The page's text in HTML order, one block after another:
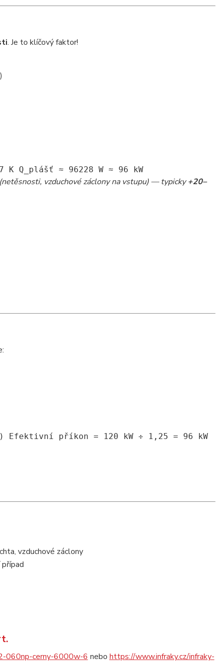
. Je to klíčový faktor!
K Q_plášť ≈ 96228 W ≈ 96 kW
vzduchové záclony na vstupu) — typicky+20–
Efektivní příkon = 120 kW ÷ 1 , 25 = 96 kW
vzduchové záclony
060np-cerny-6000w-6nebohttps://www.infraky.cz/infraky-